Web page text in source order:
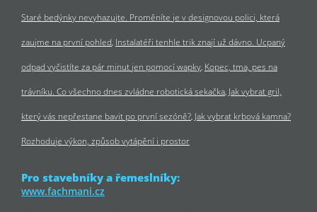
Staré bedýnky nevyhazujte. Proměníte je v designovou polici, která
zaujme na první pohled Instalatéři tenhle trik znají už dávno. Ucpaný
odpad vyčistíte za pár minut jen pomocí wapky Kopec, tma, pes na
trávníku. Co všechno dnes zvládne robotická sekačka Jak vybrat gril,
který vás nepřestane bavit po první sezóně? Jak vybrat krbová kamna?
Rozhoduje výkon, způsob vytápění i prostor
Pro stavebníky a řemeslníky:
www.fachmani.cz